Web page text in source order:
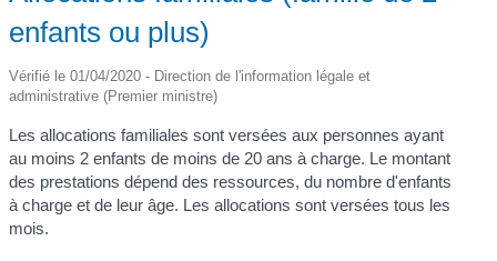
enfants ou plus)
Vérifié le 01/04/2020 - Direction de l'information légale et
administrative (Premier ministre)
Les allocations familiales sont versées aux personnes ayant
au moins 2 enfants de moins de 20 ans à charge. Le montant
des prestations dépend des ressources, du nombre d'enfants
à charge et de leur âge. Les allocations sont versées tous les
mois.